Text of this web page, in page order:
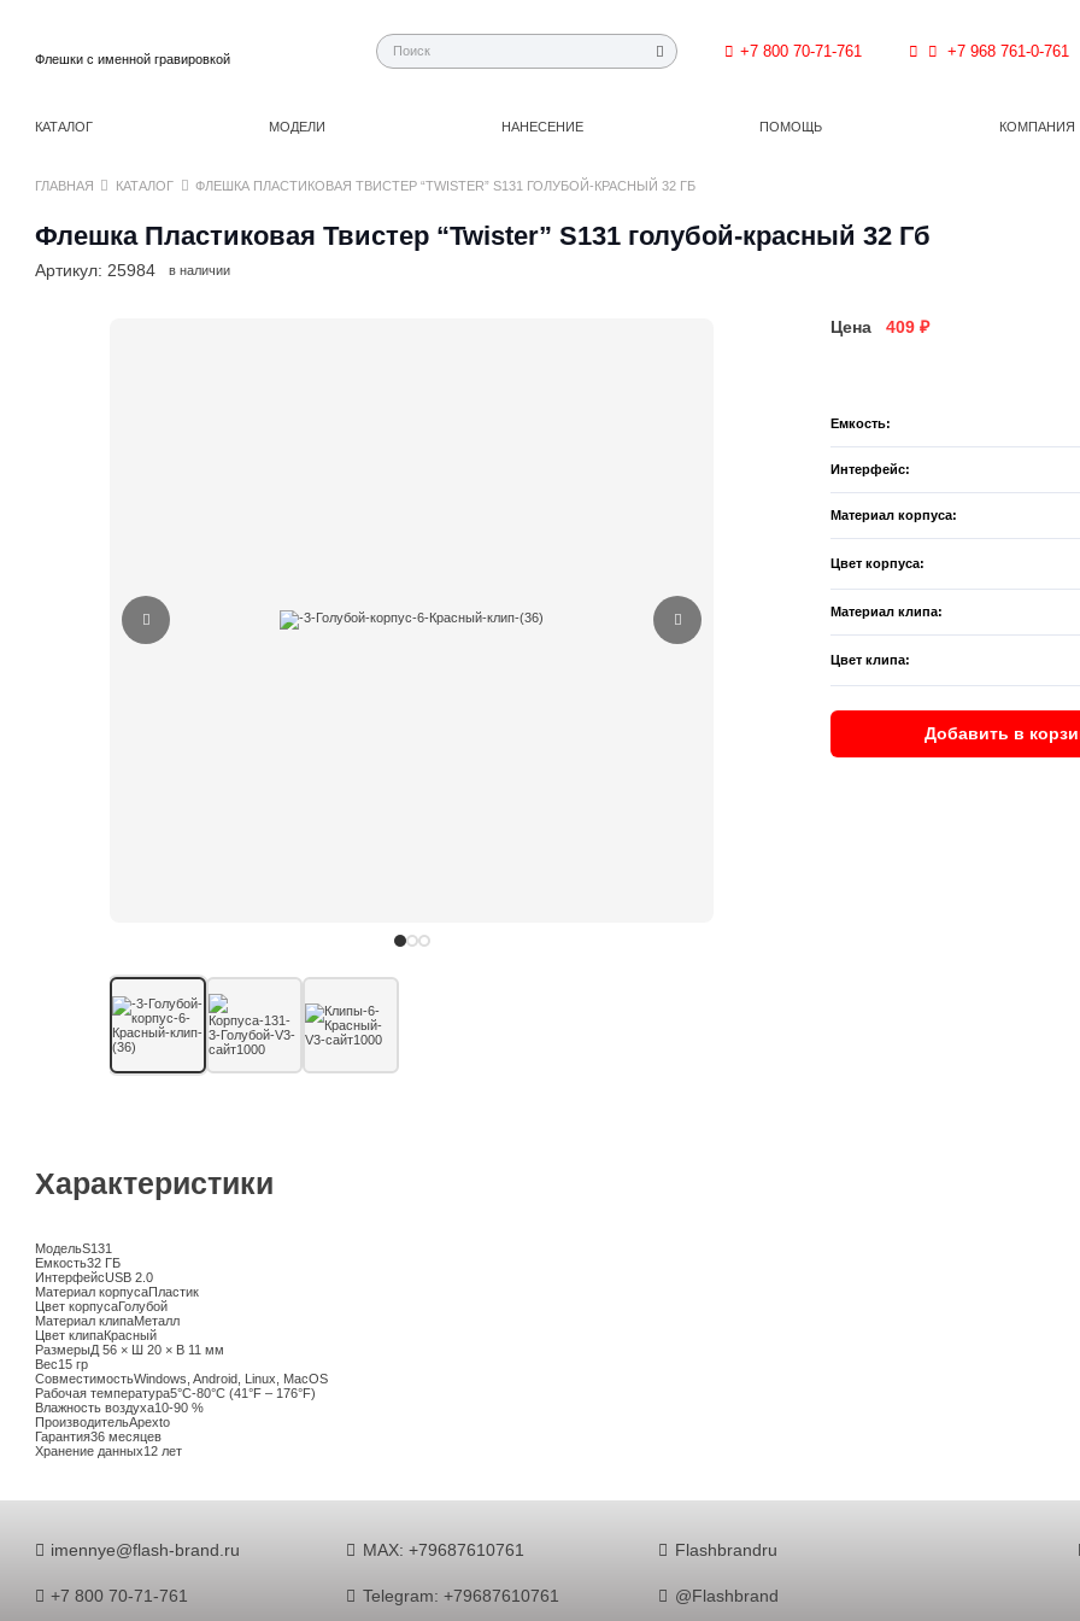
Флешки с именной гравировкой +7 800 70-71-761 +7 968 761-0-761
КАТАЛОГ
МОДЕЛИ НАНЕСЕНИЕ ПОМОЩЬ КОМПАНИЯ
ГЛАВНАЯ КАТАЛОГ ФЛЕШКА ПЛАСТИКОВАЯ ТВИСТЕР “TWISTER” S131 ГОЛУБОЙ-КРАСНЫЙ 32 ГБ
Флешка Пластиковая Твистер “Twister” S131 голубой-красный 32 Гб
Артикул: 25984 в наличии
Цена 409 ₽
Емкость:
Интерфейс:
Материал корпуса:
Цвет корпуса:
Материал клипа:
Цвет клипа:
Добавить в
Характеристики
МодельS131
Емкость32 ГБ
ИнтерфейсUSB 2.0
Материал корпусаПластик
Цвет корпусаГолубой
Материал клипаМеталл
Цвет клипаКрасный
РазмерыД 56 × Ш 20 × В 11 мм
Вес15 гр
СовместимостьWindows, Android, Linux, MacOS
Рабочая температура5°C-80°C (41°F – 176°F)
Влажность воздуха10-90 %
ПроизводительApexto
Гарантия36 месяцев
Хранение данных12 лет
imennye@flash-brand.ru
+7 800 70-71-761
MAX: +79687610761
Telegram: +79687610761
Flashbrandru
@Flashbrand